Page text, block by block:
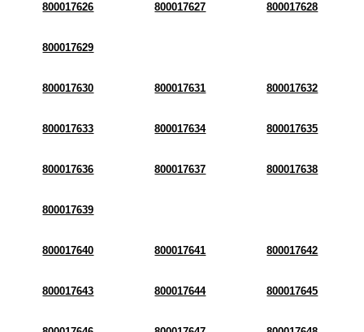
800017626 800017627 800017628
800017629
800017630 800017631 800017632
800017633 800017634 800017635
800017636 800017637 800017638
800017639
800017640 800017641 800017642
800017643 800017644 800017645